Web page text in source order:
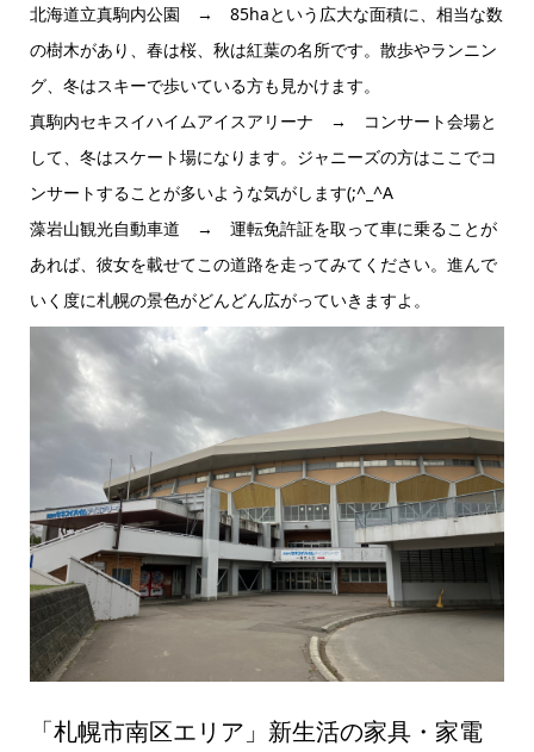
北海道立真駒内公園 → 85haという広大な面積に、相当な数
の樹木があり、春は桜、秋は紅葉の名所です。散歩やランニン
グ、冬はスキーで歩いている方も見かけます。
真駒内セキスイハイムアイスアリーナ → コンサート会場と
して、冬はスケート場になります。ジャニーズの方はここでコ
ンサートすることが多いような気がします(;^_^A
藻岩山観光自動車道 → 運転免許証を取って車に乗ることが
あれば、彼女を載せてこの道路を走ってみてください。進んで
いく度に札幌の景色がどんどん広がっていきますよ。
「札幌市南区エリア」新生活の家具・家電